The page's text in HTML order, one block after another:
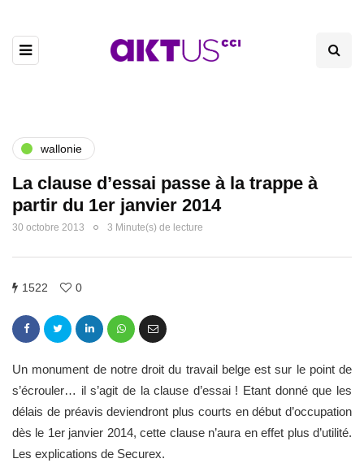
wallonie
La clause d’essai passe à la trappe à
partir du 1er janvier 2014
30 octobre 2013 3 Minute(s) de lecture
1522 0
Un monument de notre droit du travail belge est sur le point de
s’écrouler… il s’agit de la clause d’essai ! Etant donné que les
délais de préavis deviendront plus courts en début d’occupation
dès le 1er janvier 2014, cette clause n’aura en effet plus d’utilité.
Les explications de Securex.